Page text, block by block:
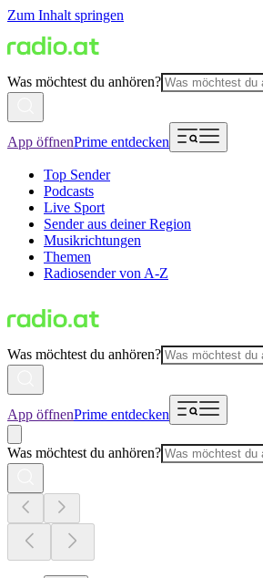
Zum Inhalt springen
Was möchtest du anhören?
App öffnenPrime entdecken
Top Sender
Podcasts
Live Sport
Sender aus deiner Region
Musikrichtungen
Themen
Radiosender von A-Z
Was möchtest du anhören?
App öffnenPrime entdecken
Was möchtest du anhören?